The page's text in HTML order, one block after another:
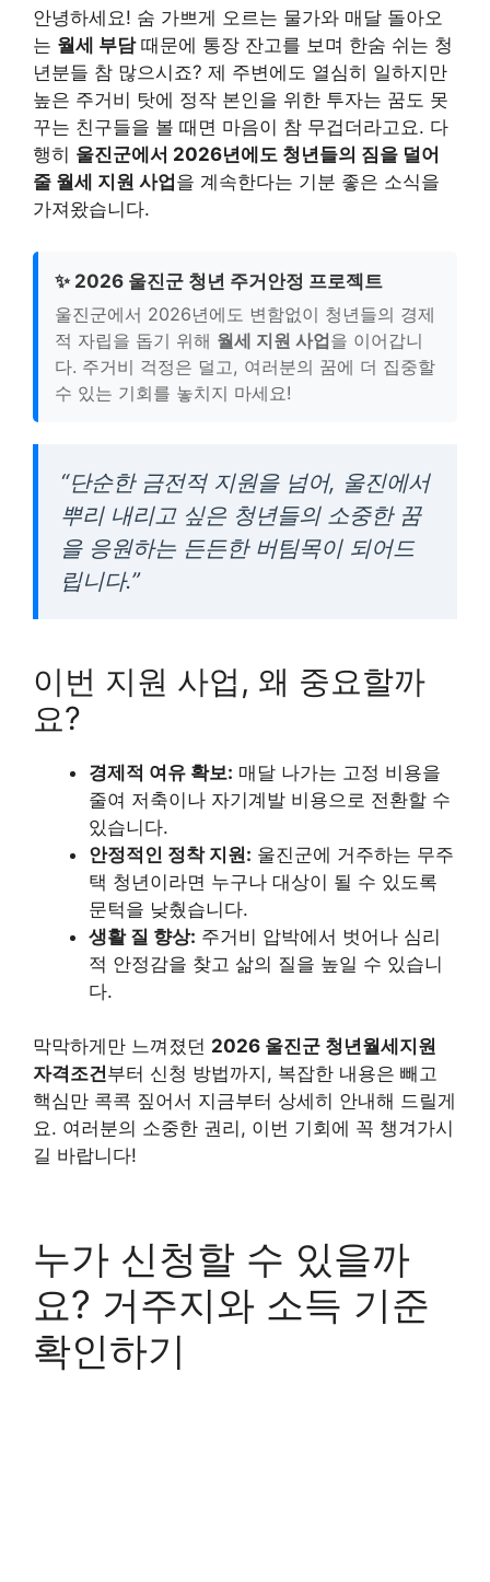
안녕하세요! 숨 가쁘게 오르는 물가와 매달 돌아오
는 월세 부담때문에 통장 잔고를 보며 한숨 쉬는 청
년분들 참 많으시죠? 제 주변에도 열심히 일하지만
높은 주거비 탓에 정작 본인을 위한 투자는 꿈도 못
꾸는 친구들을 볼 때면 마음이 참 무겁더라고요. 다
행히 울진군에서 2026년에도 청년들의 짐을 덜어
줄 월세 지원 사업 을 계속한다는 기분 좋은 소식을
가져왔습니다.
✨ 2026 울진군 청년 주거안정 프로젝트
울진군에서 2026년에도 변함없이 청년들의 경제
적 자립을 돕기 위해 월세 지원 사업을 이어갑니
다. 주거비 걱정은 덜고, 여러분의 꿈에 더 집중할
수 있는 기회를 놓치지 마세요!
“단순한 금전적 지원을 넘어, 울진에서
뿌리 내리고 싶은 청년들의 소중한 꿈
을 응원하는 든든한 버팀목이 되어드
립니다.”
이번 지원 사업, 왜 중요할까
요?
경제적 여유 확보: 매달 나가는 고정 비용을
줄여 저축이나 자기계발 비용으로 전환할 수
있습니다.
안정적인 정착 지원: 울진군에 거주하는 무주
택 청년이라면 누구나 대상이 될 수 있도록
문턱을 낮췄습니다.
생활 질 향상: 주거비 압박에서 벗어나 심리
적 안정감을 찾고 삶의 질을 높일 수 있습니
다.
막막하게만 느껴졌던 2026 울진군 청년월세지원
자격조건부터 신청 방법까지, 복잡한 내용은 빼고
핵심만 콕콕 짚어서 지금부터 상세히 안내해 드릴게
요. 여러분의 소중한 권리, 이번 기회에 꼭 챙겨가시
길 바랍니다!
누가 신청할 수 있을까
요? 거주지와 소득 기준
확인하기